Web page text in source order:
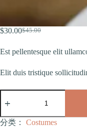
$45.00
原
为：
$30.00当
价
为：
Est pellentesque elit
Elit duis tristique
Consectetur
Adipiscing
量
分类： Costumes